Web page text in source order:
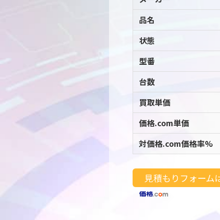
品名
状態
型番
台数
買取単価
価格.com単価
対価格.com価格率%
見積もりフォーム